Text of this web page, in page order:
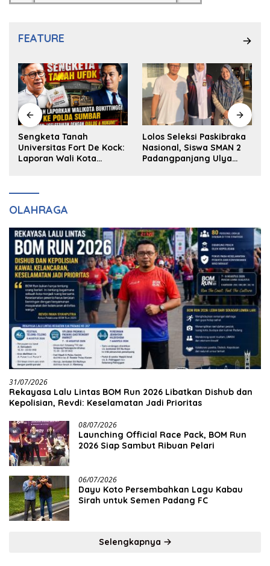
FEATURE
Sengketa Tanah
Universitas Fort De Kock:
Laporan Wali Kota
Lolos Seleksi Paskibraka
Nasional, Siswa SMAN 2
Padangpanjang Ulya
OLAHRAGA
31/07/2026
Rekayasa Lalu Lintas BOM Run 2026 Libatkan Dishub dan
Kepolisian, Revdi: Keselamatan Jadi Prioritas
08/07/2026
Launching Official Race Pack, BOM Run
2026 Siap Sambut Ribuan Pelari
06/07/2026
Dayu Koto Persembahkan Lagu Kabau
Sirah untuk Semen Padang FC
Selengkapnya